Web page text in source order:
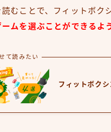
むことで、フィットボク
ムを選ぶことができるよ
て読みたい
フィットボク